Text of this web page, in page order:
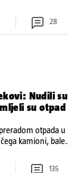
28
Nudili su
su otpad
otpada u
kamioni, bale
135